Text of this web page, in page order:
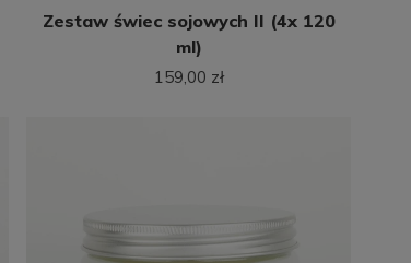
Zestaw świec sojowych II (4x 120
ml)
159,00 zł